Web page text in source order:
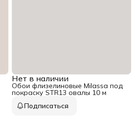
Нет в наличии
Обои флизелиновые Milassa под
покраску STR13 овалы 10 м
Подписаться